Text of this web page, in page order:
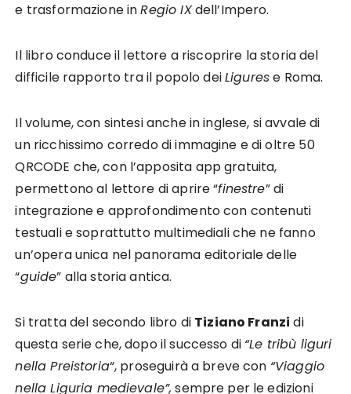
e trasformazione inRegio IXdell’Impero.
Il libro conduce il lettore a riscoprire la storia del
difficile rapporto tra il popolo deiLigurese Roma.
Il volume, con sintesi anche in inglese, si avvale di
un ricchissimo corredo di immagine e di oltre 50
QRCODE che, con l’apposita app gratuita,
permettono al lettore di aprire “finestre” di
integrazione e approfondimento con contenuti
testuali e soprattutto multimediali che ne fanno
un’opera unica nel panorama editoriale delle
“guide” alla storia antica.
Si tratta del secondo libro di Tiziano Franzi di
questa serie che, dopo il successo di “Le tribù liguri
nella Preistoria“, proseguirà a breve con “Viaggio
nella Liguria medievale”, sempre per le edizioni